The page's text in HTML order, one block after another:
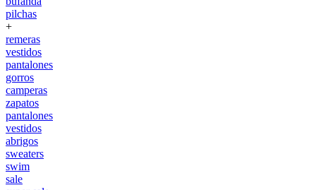
pilchas
+
remeras
vestidos
pantalones
gorros
camperas
zapatos
pantalones
vestidos
abrigos
sweaters
swim
sale